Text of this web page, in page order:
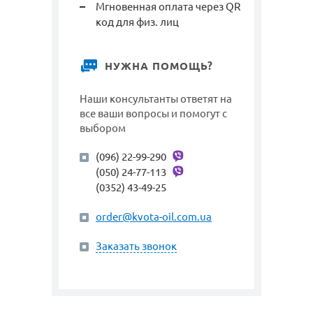
Мгновенная оплата через QR
код для физ. лиц
НУЖНА ПОМОЩЬ?
Наши консультанты ответят на
все ваши вопросы и помогут с
выбором
(096) 22-99-290
(050) 24-77-113
(0352) 43-49-25
order@kvota-oil.com.ua
Заказать звонок